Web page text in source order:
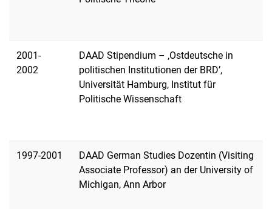
2001-
2002
DAAD Stipendium – ‚Ostdeutsche in
politischen Institutionen der BRD’,
Universität Hamburg, Institut für
Politische Wissenschaft
1997-2001
DAAD German Studies Dozentin (Visiting
Associate Professor) an der University of
Michigan, Ann Arbor